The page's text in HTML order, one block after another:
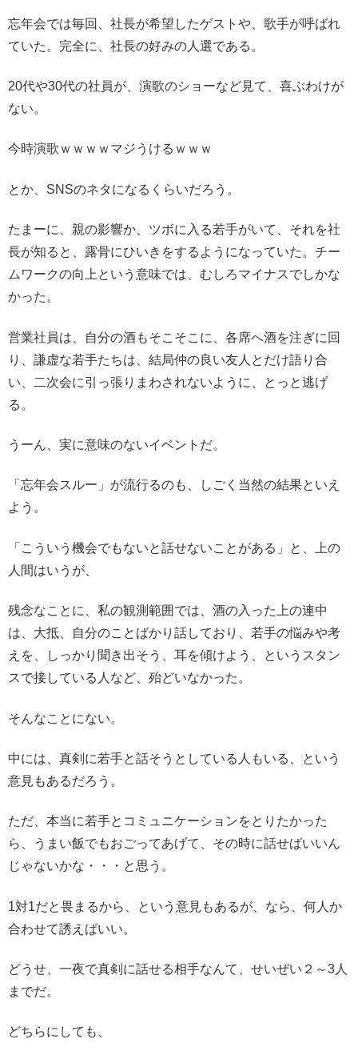
忘年会では毎回、社長が希望したゲストや、歌手が呼ばれ
ていた。完全に、社長の好みの人選である。
20代や30代の社員が、演歌のショーなど見て、喜ぶわけが
ない。
今時演歌ｗｗｗｗマジうけるｗｗｗ
とか、SNSのネタになるくらいだろう。
たまーに、親の影響か、ツボに入る若手がいて、それを社
長が知ると、露骨にひいきをするようになっていた。チー
ムワークの向上という意味では、むしろマイナスでしかな
かった。
営業社員は、自分の酒もそこそこに、各席へ酒を注ぎに回
り、謙虚な若手たちは、結局仲の良い友人とだけ語り合
い、二次会に引っ張りまわされないように、とっと逃げ
る。
うーん、実に意味のないイベントだ。
「忘年会スルー」が流行るのも、しごく当然の結果といえ
よう。
「こういう機会でもないと話せないことがある」と、上の
人間はいうが、
残念なことに、私の観測範囲では、酒の入った上の連中
は、大抵、自分のことばかり話しており、若手の悩みや考
えを、しっかり聞き出そう、耳を傾けよう、というスタン
スで接している人など、殆どいなかった。
そんなことにない。
中には、真剣に若手と話そうとしている人もいる、という
意見もあるだろう。
ただ、本当に若手とコミュニケーションをとりたかった
ら、うまい飯でもおごってあげて、その時に話せばいいん
じゃないかな・・・と思う。
1対1だと畏まるから、という意見もあるが、なら、何人か
合わせて誘えばいい。
どうせ、一夜で真剣に話せる相手なんて、せいぜい２～3人
までだ。
どちらにしても、